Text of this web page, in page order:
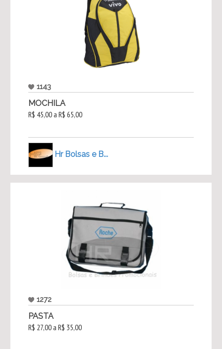
1143
MOCHILA
R$ 45,00 a R$ 65,00
Hr Bolsas e B...
1272
PASTA
R$ 27,00 a R$ 35,00